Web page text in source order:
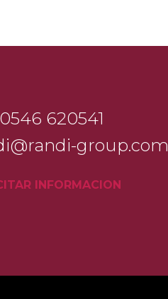
620541
group.com
INFORMACION